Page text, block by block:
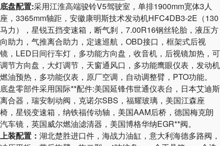
底盘配置:采用江淮高端骏铃V5驾驶室，单排1900mm宽体3人
座，3365mm轴距，安徽康明斯技术发动机HFC4DB3-2E（130
马力），星锐五挡变速箱，断气刹，7.00R16钢丝轮胎，液压方
向助力，气推离合助力，定速巡航，OBD接口，框架式后视
镜，LED日间行车灯，多功能方向盘，收音机，后视镜加热，可
调节方向盘，大灯调节，天窗通风口，多功能鹰眼仪表，发动机
燃油预热，多功能仪表，原厂空调，自动调整臂，PTO功能。
底盘零部件采用国际**配件:美国延锋伟世通仪表台，日本艾迪斯
离合器，瑞安制动阀，克诺尔SBS，福耀玻璃，美国江森座
椅，星锐变速箱，纳铁福传动轴，美国AAM后桥，德国梅克朗
汽车镜，英国威尔燃油滤清器，美国博格华纳EGR**阀。
上装配置： 湖北楚胜进口件，海战力油缸，意大利海德多路阀，